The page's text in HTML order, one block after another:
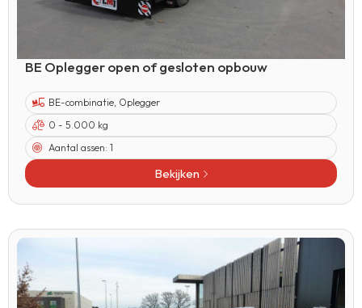
BE Oplegger open of gesloten opbouw
BE-combinatie Oplegger
0 - 5.000 kg
Aantal assen: 1
Bekijken